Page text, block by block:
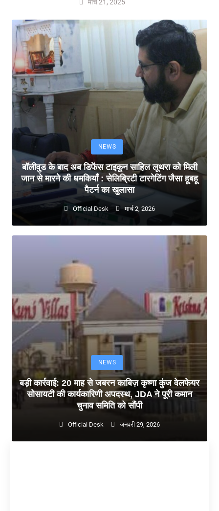
मार्च 21, 2025
NEWS
बॉलीवुड के बाद अब डिफेंस टाइकून साहिल लूथरा को मिली
जान से मारने की धमकियाँ : सेलिब्रिटी टारगेटिंग जैसा हूबहू
पैटर्न का खुलासा
Official Desk मार्च 2, 2026
NEWS
बड़ी कार्रवाई: 20 माह से जबरन काबिज़ कृष्णा कुंज वेलफेयर
सोसायटी की कार्यकारिणी अपदस्थ, JDA ने पूरी कमान
चुनाव समिति को सौंपी
Official Desk जनवरी 29, 2026